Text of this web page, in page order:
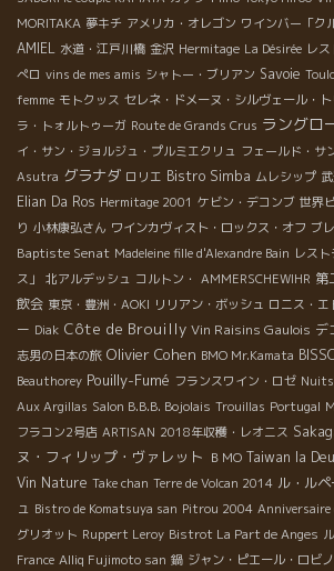
MORITAKA 夢キチ アメリカ・オレゴン ワインバー「ク
AMIEL 水道・江戸川橋 金沢 Hermitage La Désirée レ
ぺロ vins de mes amis シャトー・ブリアン Savoie
femme モトクッス セレネ・ドメーヌ・シルヴェール・
ラ・トォルトゥーガ Route de Grands Crus ラングロ
イ・サン・ジョルジュ・プルミエクリュ フェールド・サ
Asutra グラナダ ロリエ Bistro Simba ムレシップ
Elian Da Ros Hermitage 2001 ケビン・デコンブ 世界
り 小林康弘さん ワインカヴィスト・ロックス・オフ ブ
Baptiste Senat Madeleine fille d'Alexandre Bain レス
ス」
北アルデッシュ コルトン・ AMMERSCHEWIHR 第
飲会 東京・豊洲・AOKI リリアン・ボッシュ ロニス・エ
ー Diak Côte de Brouilly Vin Raisins Gaulois デ
志男の日本の旅 Olivier Cohen BMO Mr.Kamata
Beauthorey Pouilly-Fumé フランスワイン・ロゼ
Aux Argillas Salon B.B.B. Bojolais Trouillas Portugal
フラコン2号店 ARTISAN 2018年収穫・レオニス
ヌ・フィリップ・ヴァレット ＢＭО Taiwan la
Vin Nature Take chan Terre de Volcan 2014 ル・ル
ュ Bistro de Komatsuya san Pitrou 2004 Anniversaire
グリオット Ruppert Leroy Bistrot La Part de Anges
France Alliq Fujimoto san 鍋 ジャン・ピエール・ロビノ